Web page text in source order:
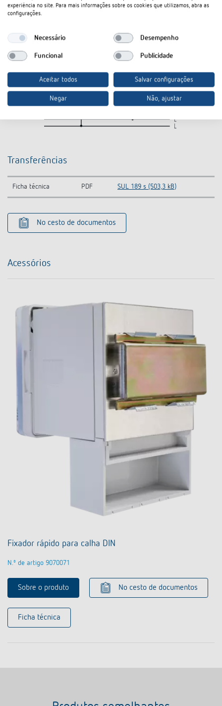
Transferências
Ficha técnica PDF SUL 189 s (503,3 kB)
No cesto de documentos
Acessórios
Fixador rápido para calha DIN
N.º de artigo 9070071
Sobre o produto No cesto de documentos
Ficha técnica
experiência no site. Para mais informações sobre os cookies que utilizamos, abra as
configurações.
Necessário Desempenho
Funcional Publicidade
Aceitar todos Salvar configurações
Negar Não, ajustar